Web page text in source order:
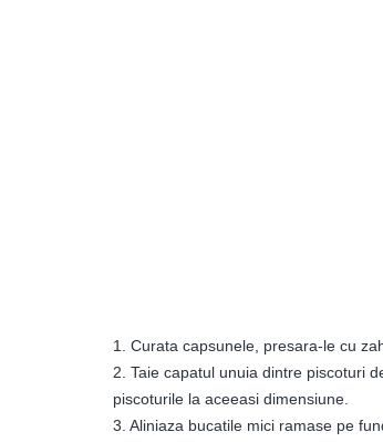
1. Curata capsunele, presara-le cu
2. Taie capatul unuia dintre piscoturi
piscoturile la aceeasi dimensiune.
3. Aliniaza bucatile mici ramase pe